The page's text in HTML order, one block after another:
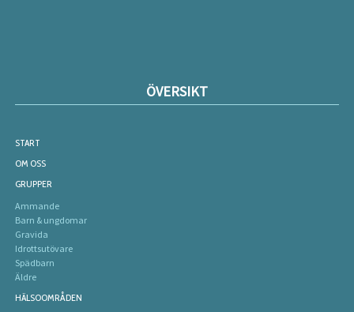
ÖVERSIKT
START
OM OSS
GRUPPER
Ammande
Barn & ungdomar
Gravida
Idrottsutövare
Spädbarn
Äldre
HÄLSOOMRÅDEN